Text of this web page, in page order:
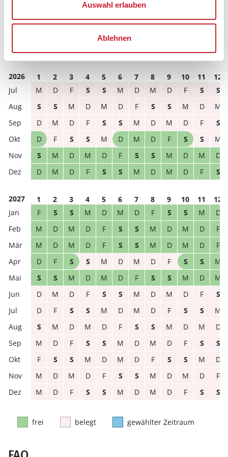
Auswahl erlauben
Ablehnen
frei belegt gewählter Zeitraum
2026 1 2 3 4 5 6 7 8 9 10 11
12
M
D F S S M D M D F S
S
S
S M D M D F S S M D
M
D
M D F S S M D M D F
S
D
F S S M D M D F S S
M
S
M D M D F S S M D M
D
D
M D F S S M D M D F S
2027 1 2 3 4 5 6 7 8 9 10 11
12
F
S S M D M D F S S M
D
M
D M D F S S M D M D
F
M
D M D F S S M D M D
F
D
F S S M D M D F S S
M
S
S M D M D F S S M D
M
D
M D F S S M D M D F
S
D
F S S M D M D F S S
M
S
M D M D F S S M D M
D
M
D F S S M D M D F S
S
F
S S M D M D F S S M
D
M
D M D F S S M D M D
F
M
D F S S M D M D F S S
frei belegt gewählter Zeitraum